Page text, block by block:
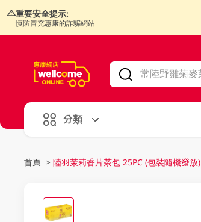
重要安全提示:
慎防冒充惠康的詐騙網站
分類
首頁 > 陸羽茉莉香片茶包 25PC (包裝隨機發放)